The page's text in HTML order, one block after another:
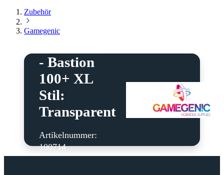
Zubehör
Gamegenic
- Bastion
100+ XL
Stil:
Transparent
Artikelnummer:
100714